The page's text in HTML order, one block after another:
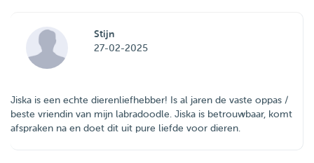
Stijn
27-02-2025
Jiska is een echte dierenliefhebber! Is al jaren de vaste oppas /
beste vriendin van mijn labradoodle. Jiska is betrouwbaar, komt
afspraken na en doet dit uit pure liefde voor dieren.